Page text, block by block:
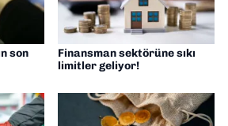
son
Finansman sektörüne sıkı
limitler geliyor!